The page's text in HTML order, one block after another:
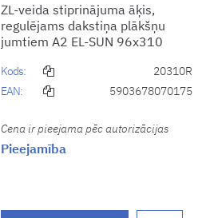
ZL-veida stiprinājuma āķis,
regulējams dakstiņa plākšņu
jumtiem A2 EL-SUN 96x310
Kods:
20310R
EAN:
5903678070175
Cena ir pieejama pēc autorizācijas
Pieejamība